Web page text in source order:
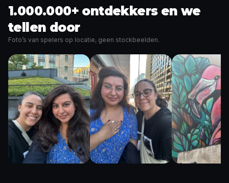
1.000.000+ ontdekkers en we
tellen door
Foto’s van spelers op locatie, geen stockbeelden.